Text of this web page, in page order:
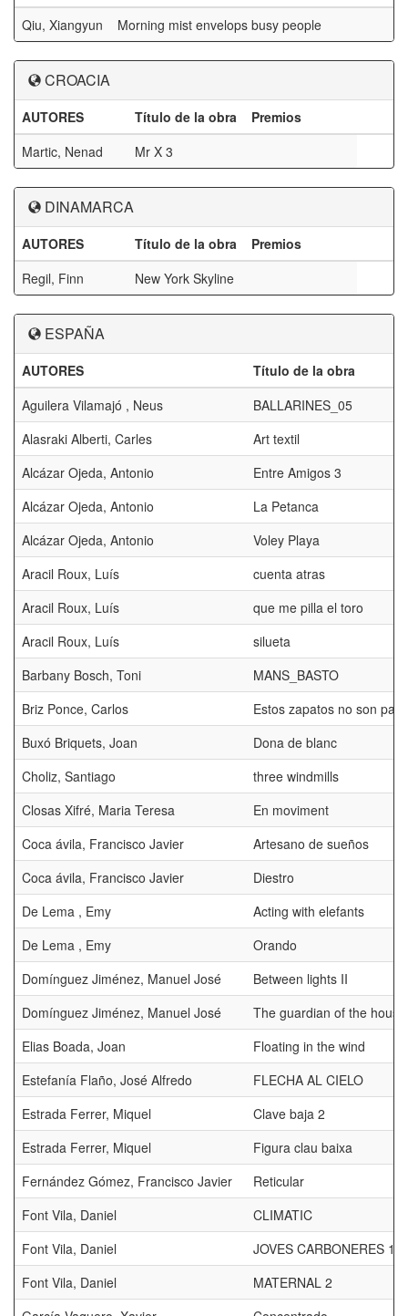
Qiu, Xiangyun
Morning mist envelops busy people
CROACIA
AUTORES Título de la obra
Premios
Martic, Nenad
Mr X 3
DINAMARCA
AUTORES Título de la obra
Premios
Regil, Finn
New York Skyline
ESPAÑA
AUTORES
Título de la obra
Aguilera Vilamajó , Neus
BALLARINES_05
Alasraki Alberti, Carles
Art textil
Alcázar Ojeda, Antonio
Entre Amigos 3
Alcázar Ojeda, Antonio
La Petanca
Alcázar Ojeda, Antonio
Voley Playa
Aracil Roux, Luís
cuenta atras
Aracil Roux, Luís
que me pilla el toro
Aracil Roux, Luís
silueta
Barbany Bosch, Toni
MANS_BASTO
Briz Ponce, Carlos
Estos zapatos no son
Buxó Briquets, Joan
Dona de blanc
Choliz, Santiago
three windmills
Closas Xifré, Maria Teresa
En moviment
Coca ávila, Francisco Javier
Artesano de sueños
Coca ávila, Francisco Javier
Diestro
De Lema , Emy
Acting with elefants
De Lema , Emy
Orando
Domínguez Jiménez, Manuel José
Between lights II
Domínguez Jiménez, Manuel José
The guardian of the
Elias Boada, Joan
Floating in the wind
Estefanía Flaño, José Alfredo
FLECHA AL CIELO
Estrada Ferrer, Miquel
Clave baja 2
Estrada Ferrer, Miquel
Figura clau baixa
Fernández Gómez, Francisco Javier
Reticular
Font Vila, Daniel
CLIMATIC
Font Vila, Daniel
JOVES CARBONERES 1
Font Vila, Daniel
MATERNAL 2